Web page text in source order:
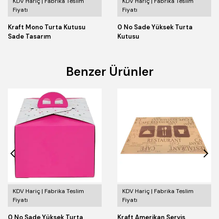
Fiyatı
Kraft Mono Turta Kutusu
Sade Tasarım
Fiyatı
0 No Sade Yüksek Turta
Kutusu
Benzer Ürünler
KDV Hariç | Fabrika Teslim
Fiyatı
0 No Sade Yüksek Turta
KDV Hariç | Fabrika Teslim
Fiyatı
Kraft Amerikan Servis